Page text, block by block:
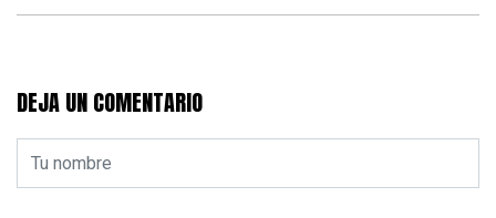
DEJA UN COMENTARIO